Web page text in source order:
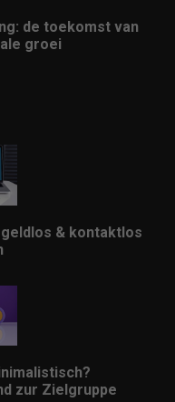
de toekomst van
groei
& kontaktlos
zur Zielgruppe